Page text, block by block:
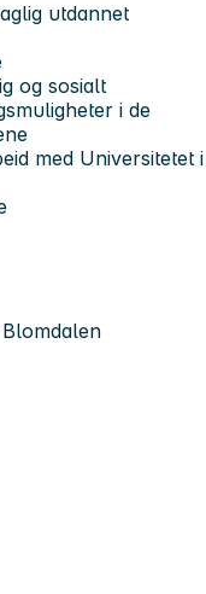
utdannet
og sosialt
i de
med Universitetet i